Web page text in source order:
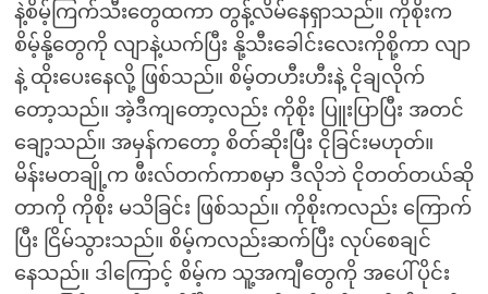
နဲ့စိမ့်ကြက်သီးတွေထကာ တွန့်လိမ်နေရှာသည်။ ကိုစိုးက
စိမ့်နို့တွေကို လျာနဲ့ယက်ပြီး နို့သီးခေါင်းလေးကိုစို့ကာ လျာ
နဲ့ ထိုးပေးနေလို့ ဖြစ်သည်။ စိမ့်တဟီးဟီးနဲ့ ငိုချလိုက်
တော့သည်။ အဲ့ဒီကျတော့လည်း ကိုစိုး ပြူးပြာပြီး အတင်
ချော့သည်။ အမှန်ကတော့ စိတ်ဆိုးပြီး ငိုခြင်းမဟုတ်။
မိန်းမတချို့က ဖီးလ်တက်ကာစမှာ ဒီလိုဘဲ ငိုတတ်တယ်ဆို
တာကို ကိုစိုး မသိခြင်း ဖြစ်သည်။ ကိုစိုးကလည်း ကြောက်
ပြီး ငြိမ်သွားသည်။ စိမ့်ကလည်းဆက်ပြီး လုပ်စေချင်
နေသည်။ ဒါကြောင့် စိမ့်က သူ့အကျီတွေကို အပေါ်ပိုင်း